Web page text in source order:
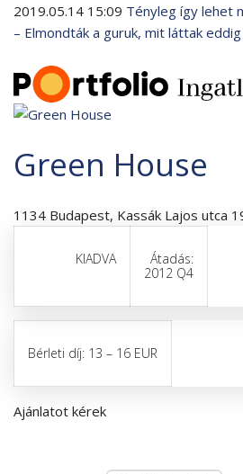
2019.05.14 15:09 Tényleg így lehet
– Elmondták a guruk, mit láttak eddig
Green House
1134 Budapest, Kassák Lajos utca
KIADVA
Átadás:
2012 Q4
Bérleti díj: 13 – 16 EUR
Ajánlatot kérek